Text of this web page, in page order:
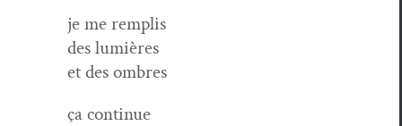
je me remplis
des lumières
et des ombres
ça con­tin­ue